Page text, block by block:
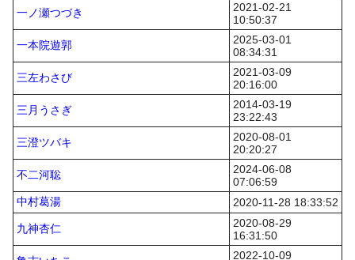
一ノ瀬つづき
2021-02-21
10:50:37
一本院遊郭
2025-03-01
08:34:31
三左わさび
2021-03-09
20:16:00
三月うさぎ
2014-03-19
23:22:43
三澄ツバキ
2020-08-01
20:20:27
不二河聡
2024-06-08
07:06:59
中村葛湯
2020-11-28 18:33:52
九神杏仁
2020-08-29
16:31:50
2022-10-09